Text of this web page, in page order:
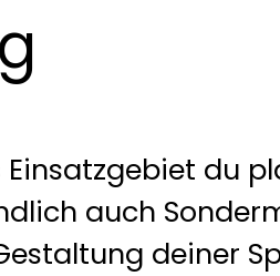
Einsatzgebiet du
auch
deiner